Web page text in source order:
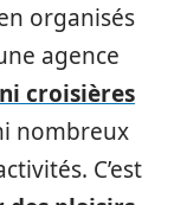
organisés
agence
croisières
nombreux
C’est